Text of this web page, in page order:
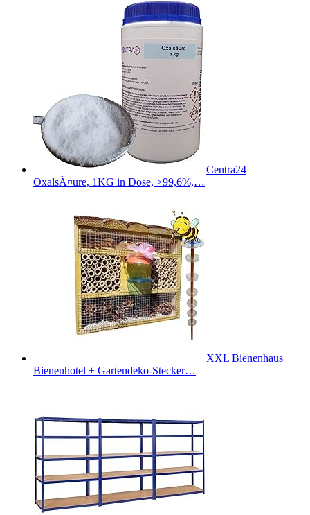
Centra24
OxalsÃ¤ure, 1KG in Dose, >99,6%,…
XXL Bienenhaus
Bienenhotel + Gartendeko-Stecker…